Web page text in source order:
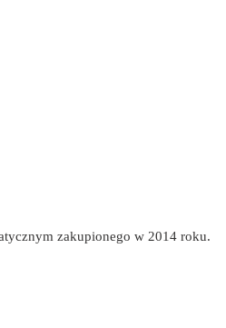
zakupionego w 2014 roku.